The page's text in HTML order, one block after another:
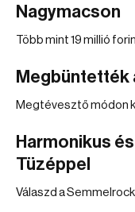
Nagymacson
Több mint 19 millió
Megbüntették
Megtévesztő módon
Harmonikus
Tüzéppel
Válaszd a